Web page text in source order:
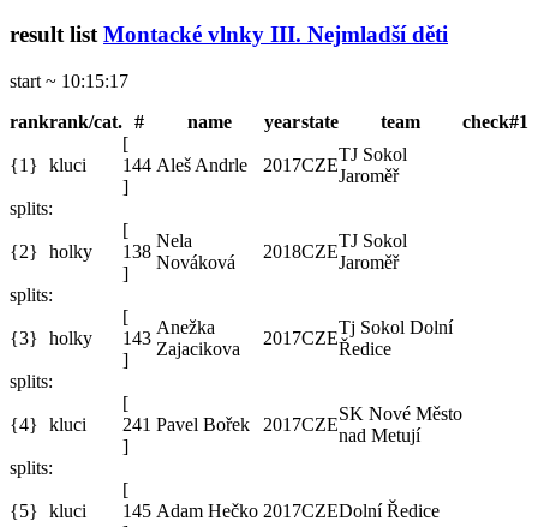
result listMontacké vlnky III. Nejmladší děti
start ~ 10:15:17
rankrank/cat. # name yearstate team check#1
{1} kluci
[
144
]
Aleš Andrle 2017CZE
TJ Sokol
Jaroměř
splits:
{2} holky
[
138
]
Nela
Nováková
2018CZE
TJ Sokol
Jaroměř
splits:
{3} holky
[
143
]
Anežka
Zajacikova
2017CZE
Tj Sokol Dolní
Ředice
splits:
{4} kluci
[
241
]
Pavel Bořek 2017CZE
SK Nové Město
nad Metují
splits:
{5} kluci
[
145 Adam Hečko 2017CZEDolní Ředice